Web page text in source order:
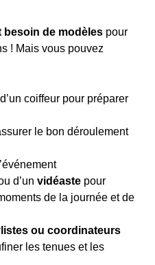
besoin de modèles pour
! Mais vous pouvez
coiffeur pour préparer
le bon déroulement
d’un vidéaste pour
de la journée et de
ou coordinateurs
les tenues et les